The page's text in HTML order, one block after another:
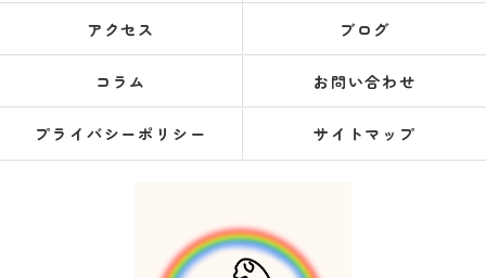
アクセス ブログ
コラム お問い合わせ
プライバシーポリシー サイトマップ